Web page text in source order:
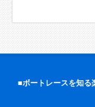
■ボートレースを知る